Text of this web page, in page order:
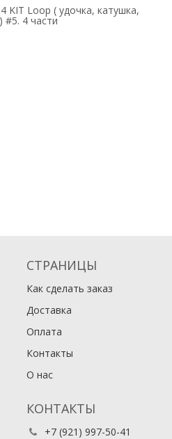
KIT Loop ( удочка, катушка,
#5. 4 части
СТРАНИЦЫ
Как сделать заказ
Доставка
Оплата
Контакты
О нас
КОНТАКТЫ
+7 (921) 997-50-41